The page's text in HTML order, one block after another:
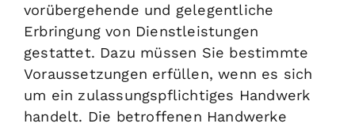
vorübergehende und gelegentliche
Erbringung von Dienstleistungen
gestattet. Dazu müssen Sie bestimmte
Voraussetzungen erfüllen, wenn es sich
um ein zulassungspflichtiges Handwerk
handelt. Die betroffenen Handwerke